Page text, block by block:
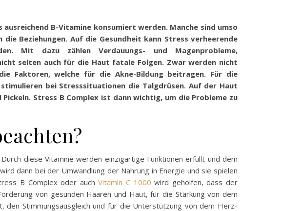
B-Vitamine konsumiert werden. Manche sind umso
Beziehungen. Auf die Gesundheit kann Stress verheerende
Mit dazu zählen Verdauungs- und Magenprobleme,
selten auch für die Haut fatale Folgen. Zwar werden nicht
Faktoren, welche für die Akne-Bildung beitragen. Für die
bei Stresssituationen die Talgdrüsen. Auf der Haut
Stress B Complex ist dann wichtig, um die Probleme zu
diese Vitamine werden einzigartige Funktionen erfüllt und dem
dann bei der Umwandlung der Nahrung in Energie und sie spielen
B Complex oder auchVitamin C 1000 wird geholfen, dass der
von gesunden Haaren und Haut, für die Stärkung von dem
Stimmungsausgleich und für die Unterstützung von dem Herz-